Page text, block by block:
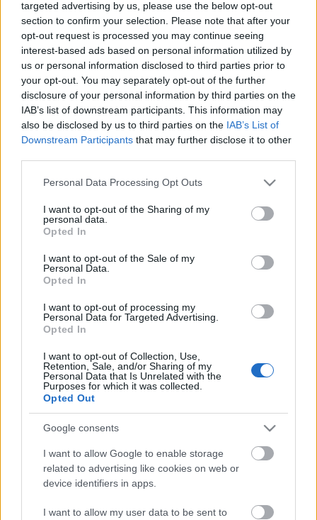
targeted advertising by us, please use the below opt-out
section to confirm your selection. Please note that after your
opt-out request is processed you may continue seeing
interest-based ads based on personal information utilized by
us or personal information disclosed to third parties prior to
your opt-out. You may separately opt-out of the further
disclosure of your personal information by third parties on the
IAB’s list of downstream participants. This information may
also be disclosed by us to third parties on the IAB’s List of
Downstream Participants that may further disclose it to other
Please note that this website/app uses one or more Google
not limited to your visit or usage behaviour. You may click to
grant or deny consent to Google and its third-party tags to
use your data for below specified purposes in below Google
consent section.
Personal Data Processing Opt Outs
I want to opt-out of the Sharing of my
personal data.
Opted In
I want to opt-out of the Sale of my
Personal Data.
Opted In
I want to opt-out of processing my
Personal Data for Targeted Advertising.
Opted In
I want to opt-out of Collection, Use,
Retention, Sale, and/or Sharing of my
Personal Data that Is Unrelated with the
Purposes for which it was collected.
Opted Out
Google consents
I want to allow Google to enable storage
related to advertising like cookies on web or
device identifiers in apps.
I want to allow my user data to be sent to
itt van, a közelben, a Fusina Camping. Talán akik
odajárnak sem mind tudják, hogy műalkotásban
járnak, mert tényleg camping, éli a maga sátras
életét, keresni kell, mi benne a Scarpa, mi a sátor (ez
még könnyű), mi benne a Scarpa, és mi az utólagos
építés, házikó, klotyó, zuhanyzó. Onnét tudom, mert
én is így jártam, lefényképeztem néhány csinos
bungalót, ami aligha eredeti, viszont csak kocsiból
láttam a büfét, ami Scarpa. Vannak felismerhetők,
vagy oda, csempével borították a zuhanyzóit. Nem
Címkék:Carlo Scarpa
Ajánlott bejegyzések:
Két olasz összehajol